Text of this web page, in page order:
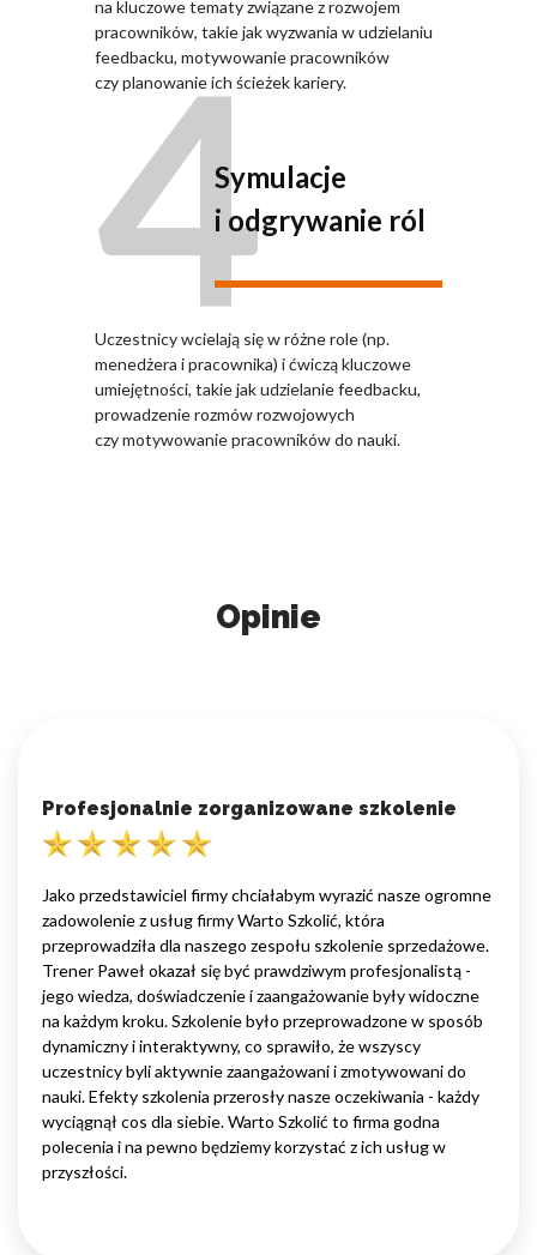
na kluczowe tematy związane z rozwojem
pracowników, takie jak wyzwania w udzielaniu
feedbacku, motywowanie pracowników
czy planowanie ich ścieżek kariery.
4Symulacje
i odgrywanie ról
Uczestnicy wcielają się w różne role (np.
menedżera i pracownika) i ćwiczą kluczowe
umiejętności, takie jak udzielanie feedbacku,
prowadzenie rozmów rozwojowych
czy motywowanie pracowników do nauki.
Opinie
Profesjonalnie zorganizowane szkolenie
Jako przedstawiciel firmy chciałabym wyrazić nasze ogromne
zadowolenie z usług firmy Warto Szkolić, która
przeprowadziła dla naszego zespołu szkolenie sprzedażowe.
Trener Paweł okazał się być prawdziwym profesjonalistą -
jego wiedza, doświadczenie i zaangażowanie były widoczne
na każdym kroku. Szkolenie było przeprowadzone w sposób
dynamiczny i interaktywny, co sprawiło, że wszyscy
uczestnicy byli aktywnie zaangażowani i zmotywowani do
nauki. Efekty szkolenia przerosły nasze oczekiwania - każdy
wyciągnął cos dla siebie. Warto Szkolić to firma godna
polecenia i na pewno będziemy korzystać z ich usług w
przyszłości.